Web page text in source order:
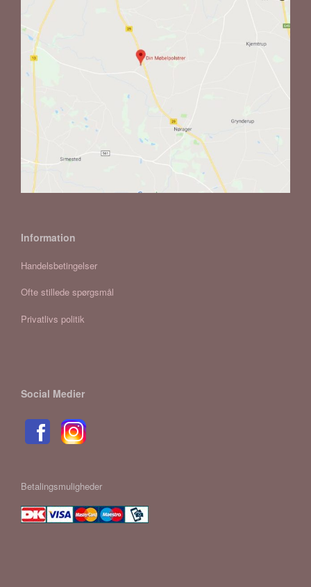
Information
Handelsbetingelser
Ofte stillede spørgsmål
Privatlivs politik
Social Medier
Betalingsmuligheder